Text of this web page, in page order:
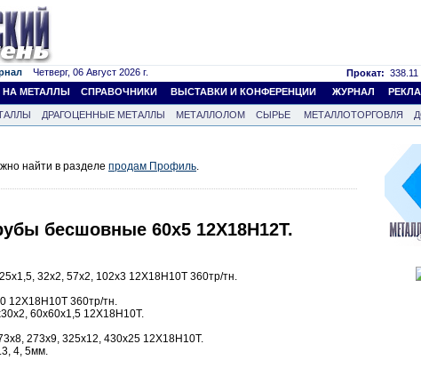
Четверг, 06 Август 2026 г. Прокат: 338.11
МЕТАЛЛЫ СПРАВОЧНИКИ ВЫСТАВКИ И КОНФЕРЕНЦИИ ЖУРНАЛ
ДРАГОЦЕННЫЕ МЕТАЛЛЫ МЕТАЛЛОЛОМ СЫРЬЕ МЕТАЛЛОТОРГОВЛЯ
найти в разделе продам Профиль.
бесшовные 60х5 12Х18Н12Т.
32х2, 57х2, 102х3 12Х18Н10Т 360тр/тн.
12Х18Н10Т 360тр/тн.
60х60х1,5 12Х18Н10Т.
273х9, 325х12, 430х25 12Х18Н10Т.
4, 5мм.